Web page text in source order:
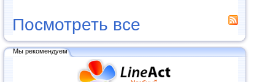
Посмотреть все
Мы рекомендуем